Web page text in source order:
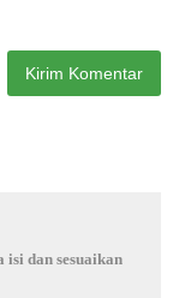
isi dan sesuaikan